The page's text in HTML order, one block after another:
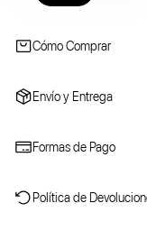
Cómo Comprar
Envío y Entrega
Formas de Pago
Política de